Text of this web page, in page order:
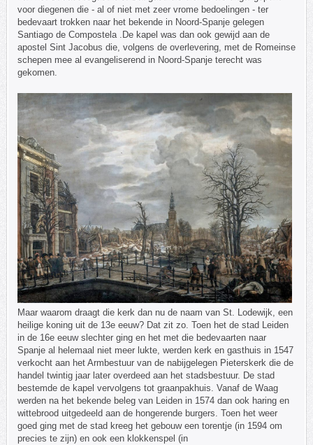
voor diegenen die - al of niet met zeer vrome bedoelingen - ter
bedevaart trokken naar het bekende in Noord-Spanje gelegen
Santiago de Compostela .De kapel was dan ook gewijd aan de
apostel Sint Jacobus die, volgens de overlevering, met de Romeinse
schepen mee al evangeliserend in Noord-Spanje terecht was
gekomen.
Maar waarom draagt die kerk dan nu de naam van St. Lodewijk, een
heilige koning uit de 13e eeuw? Dat zit zo. Toen het de stad Leiden
in de 16e eeuw slechter ging en het met die bedevaarten naar
Spanje al helemaal niet meer lukte, werden kerk en gasthuis in 1547
verkocht aan het Armbestuur van de nabijgelegen Pieterskerk die de
handel twintig jaar later overdeed aan het stadsbestuur. De stad
bestemde de kapel vervolgens tot graanpakhuis. Vanaf de Waag
werden na het bekende beleg van Leiden in 1574 dan ook haring en
wittebrood uitgedeeld aan de hongerende burgers. Toen het weer
goed ging met de stad kreeg het gebouw een torentje (in 1594 om
precies te zijn) en ook een klokkenspel (in